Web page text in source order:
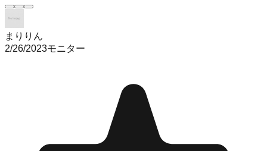
まりりん
2/26/2023モニター